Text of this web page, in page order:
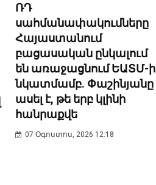
ՌԴ
սահմանափակումները
Հայաստանում
բացասական ընկալում
են առաջացնում ԵԱՏՄ-ի
նկատմամբ. Փաշինյանը
ասել է, թե երբ կլինի
հանրաքվե
07 Օգոստոս, 2026 12:18